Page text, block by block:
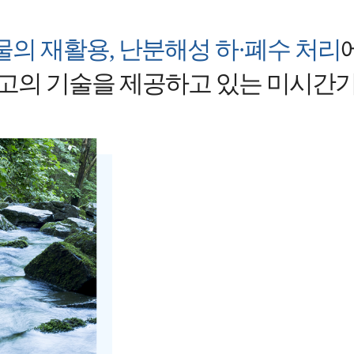
의 재활용, 난분해성 하·폐수 처리
의 기술을 제공하고 있는 미시간